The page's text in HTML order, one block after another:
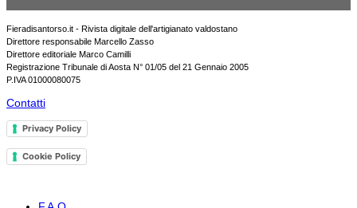
Fieradisantorso.it - Rivista digitale dell'artigianato valdostano
Direttore responsabile Marcello Zasso
Direttore editoriale Marco Camilli
Registrazione Tribunale di Aosta N° 01/05 del 21 Gennaio 2005
P.IVA 01000080075
Contatti
Privacy Policy
Cookie Policy